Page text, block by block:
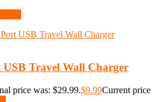
Travel Wall Charger
price was: $29.99.$9.99Current price